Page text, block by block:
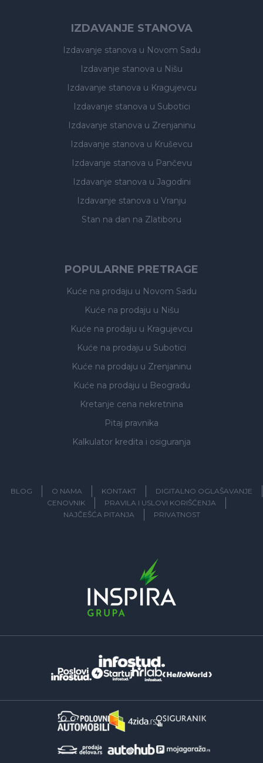
IZDAVANJE STANOVA
Izdavanje stanova u Novom Sadu
Izdavanje stanova u Nišu
Izdavanje stanova u Kragujevcu
Izdavanje stanova u Subotici
Izdavanje stanova u Zrenjaninu
Izdavanje stanova u Kruševcu
Izdavanje stanova u Pančevu
Izdavanje stanova u Jagodini
Izdavanje stanova u Vranju
Stan na dan na Zlatiboru
POPULARNE PRETRAGE
Kuće na prodaju u Novom Sadu
Kuće na prodaju u Nišu
Kuće na prodaju u Kragujevcu
Kuće na prodaju u Subotici
Kuće na prodaju u Zrenjaninu
Kuće na prodaju u Beogradu
Kretanje cena nekretnina
Pitaj pravnika
Kalkulator kredita i osiguranja
BLOG O NAMA KONTAKT
DIGITALNO OGLAŠAVANJE
CENOVNIK
PRAVILA I USLOVI KORIŠĆENJA
NAJČEŠĆA PITANJA
PRIVATNOST